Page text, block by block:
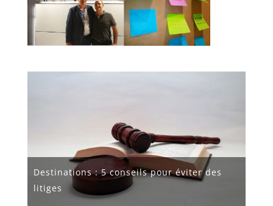
Destinations : 5 conseils pour éviter des
litiges